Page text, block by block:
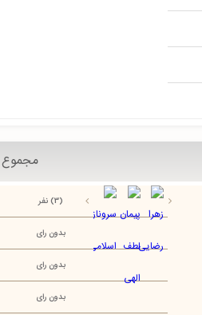
مجموع 5 از 3 رای
(3) نفر
بدون رای
بدون رای
بدون رای